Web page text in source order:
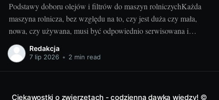
Podstawy doboru olejów i filtrów do maszyn rolniczychKażda
maszyna rolnicza, bez względu na to, czy jest duża czy mała,
nowa, czy używana, musi być odpowiednio serwisowana i
konserwowana. Jednym z kluczowych elementów takiego
serwisu jak i codziennej eksploatacji jest dobór odpowiednich
Redakcja
7 lip 2026 • 2 min read
Ciekawostki o zwierzętach - codzienna dawka wiedzy! ©